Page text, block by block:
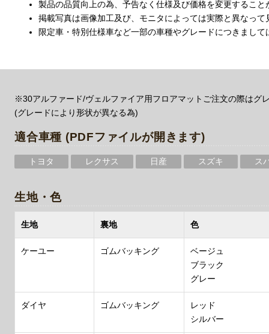
製品の品質向上の為、予告なく仕様及び価格を変更するこ
掲載写真は画像加工及び、モニタによっては実際と異なっ
限定車・特別仕様車など一部の車種やグレードにつきまし
※30アルファード/ヴェルファイア用フロアマットご注文の際はグ
(グレードにより形状が異なる為)
適合車種 (PDFファイルが開きます)
トヨタ レクサス 日産 スズキ ス
生地・色
生地 裏地 色
ケーユー ゴムバッキング
ベージュ
ブラック
グレー
ダイヤ ゴムバッキング
レッド
シルバー